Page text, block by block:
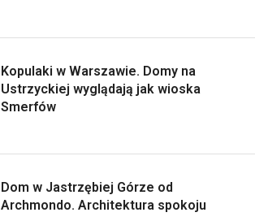
Kopulaki w Warszawie. Domy na
Ustrzyckiej wyglądają jak wioska
Smerfów
Dom w Jastrzębiej Górze od
Archmondo. Architektura spokoju